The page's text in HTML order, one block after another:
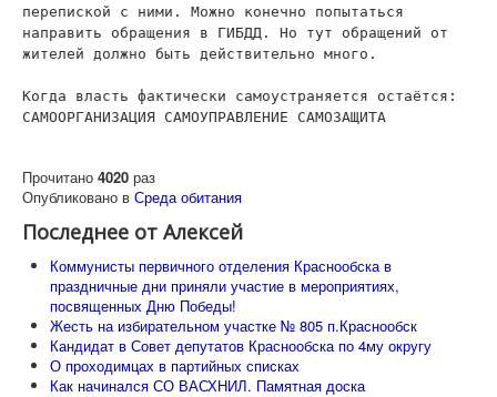
перепиской с ними. Можно конечно попытаться
направить обращения в ГИБДД. Но тут обращений от
жителей должно быть действительно много.
Когда власть фактически самоустраняется остаётся:
САМООРГАНИЗАЦИЯ САМОУПРАВЛЕНИЕ САМОЗАЩИТА
Прочитано 4020 раз
Опубликовано в Среда обитания
Последнее от Алексей
Коммунисты первичного отделения Краснообска в
праздничные дни приняли участие в мероприятиях,
посвященных Дню Победы!
Жесть на избирательном участке № 805 п.Краснообск
Кандидат в Совет депутатов Краснообска по 4му округу
О проходимцах в партийных списках
Как начинался СО ВАСХНИЛ. Памятная доска